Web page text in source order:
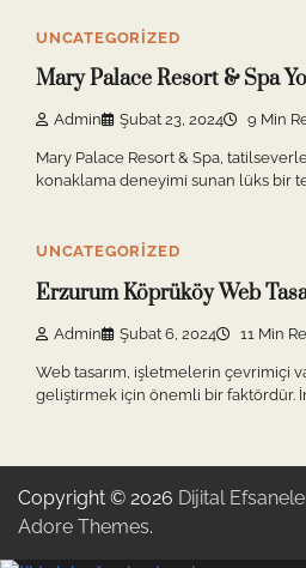
UNCATEGORIZED
Mary Palace Resort & Spa
Admin Şubat 23, 2024 9 Min
Mary Palace Resort & Spa,
konaklama deneyimi sunan lüks bir
UNCATEGORIZED
Erzurum Köprüköy Web
Admin Şubat 6, 2024 11 Min
Web tasarım, işletmelerin çevrimiçi
geliştirmek için önemli bir faktördür.
Copyright © 2026 Dijital
Adore Themes.